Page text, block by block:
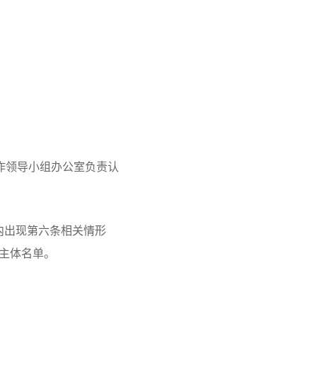
导小组办公室负责认
现第六条相关情形
体名单。